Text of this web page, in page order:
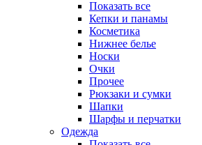
Показать все
Кепки и панамы
Косметика
Нижнее белье
Носки
Очки
Прочее
Рюкзаки и сумки
Шапки
Шарфы и перчатки
Одежда